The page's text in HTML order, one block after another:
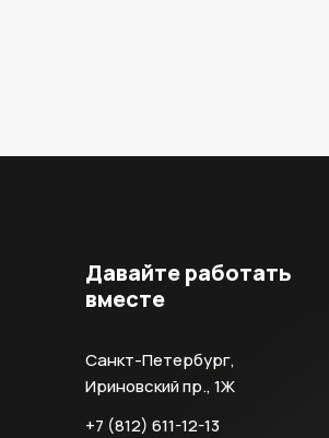
Давайте работать
вместе
Санкт-Петербург,
Ириновский пр., 1Ж
+7 (812) 611-12-13